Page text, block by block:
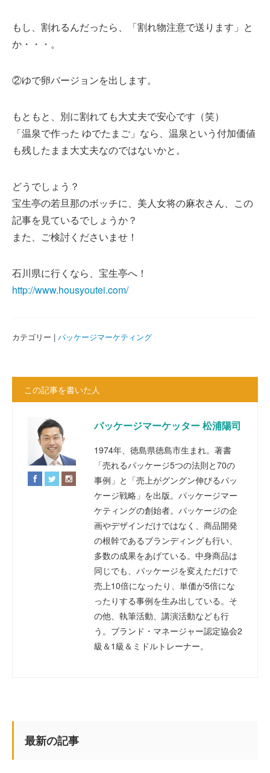
もし、割れるんだったら、「割れ物注意で送ります」と
か・・・。
②ゆで卵バージョンを出します。
もともと、別に割れても大丈夫で安心です（笑）
「温泉で作った ゆでたまご」なら、温泉という付加価値
も残したまま大丈夫なのではないかと。
どうでしょう？
宝生亭の若旦那のボッチに、美人女将の麻衣さん、この
記事を見ているでしょうか？
また、ご検討くださいませ！
石川県に行くなら、宝生亭へ！
http://www.housyoutei.com/
カテゴリー | パッケージマーケティング
この記事を書いた人
パッケージマーケッター 松浦陽司
1974年、徳島県徳島市生まれ。著書
「売れるパッケージ5つの法則と70の
事例」と「売上がグングン伸びるパッ
ケージ戦略」を出版。パッケージマー
ケティングの創始者。パッケージの企
画やデザインだけではなく、商品開発
の根幹であるブランディングも行い、
多数の成果をあげている。中身商品は
同じでも、パッケージを変えただけで
売上10倍になったり、単価が5倍にな
ったりする事例を生み出している。そ
の他、執筆活動、講演活動なども行
う。ブランド・マネージャー認定協会2
級＆1級＆ミドルトレーナー。
最新の記事